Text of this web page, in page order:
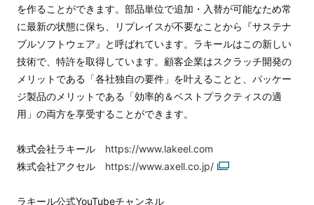
を作ることができます。部品単位で追加・入替が可能なため常
に最新の状態に保ち、リプレイスが不要なことから『サステナ
ブルソフトウェア』と呼ばれています。ラキールはこの新しい
技術で、特許を取得しています。顧客企業はスクラッチ開発の
メリットである「各社独自の要件」を叶えることと、パッケー
ジ製品のメリットである「効率的＆ベストプラクティスの適
用」の両方を享受することができます。
株式会社ラキール https://www.lakeel.com
株式会社アクセル https://www.axell.co.jp/
ラキール公式YouTubeチャンネル